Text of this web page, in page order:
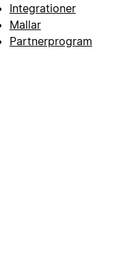
Integrationer
Mallar
Partnerprogram